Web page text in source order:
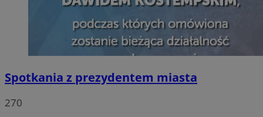
Spotkania z prezydentem miasta
270